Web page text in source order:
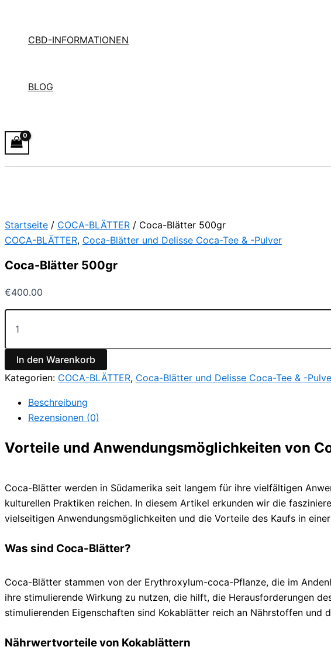
CBD-INFORMATIONEN
BLOG
Startseite / COCA-BLÄTTER / Coca-Blätter 500gr
COCA-BLÄTTER, Coca-Blätter und Delisse Coca-Tee & -Pulver
Coca-Blätter 500gr
€400.00
In den Warenkorb
Kategorien: COCA-BLÄTTER, Coca-Blätter und Delisse Coca-Tee & -
Beschreibung
Rezensionen (0)
Vorteile und Anwendungsmöglichkeiten von
Coca-Blätter werden in Südamerika seit langem für ihre vielfältigen
kulturellen Praktiken reichen. In diesem Artikel erkunden wir die
vielseitigen Anwendungsmöglichkeiten und die Vorteile des Kaufs in
Was sind Coca-Blätter?
Coca-Blätter stammen von der Erythroxylum-coca-Pflanze, die im
ihre stimulierende Wirkung zu nutzen, die hilft, die Herausforderungen
stimulierenden Eigenschaften sind Kokablätter reich an Nährstoffen und
Nährwertvorteile von Kokablättern